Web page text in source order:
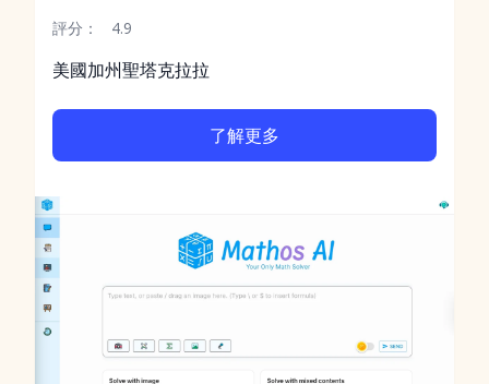
評分：
4.9
美國加州聖塔克拉拉
了解更多